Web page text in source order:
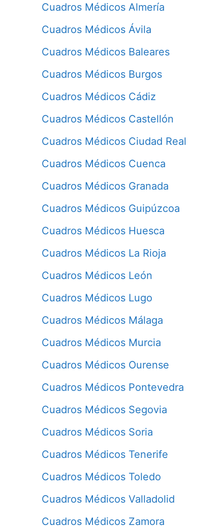
Cuadros Médicos Almería
Cuadros Médicos Ávila
Cuadros Médicos Baleares
Cuadros Médicos Burgos
Cuadros Médicos Cádiz
Cuadros Médicos Castellón
Cuadros Médicos Ciudad Real
Cuadros Médicos Cuenca
Cuadros Médicos Granada
Cuadros Médicos Guipúzcoa
Cuadros Médicos Huesca
Cuadros Médicos La Rioja
Cuadros Médicos León
Cuadros Médicos Lugo
Cuadros Médicos Málaga
Cuadros Médicos Murcia
Cuadros Médicos Ourense
Cuadros Médicos Pontevedra
Cuadros Médicos Segovia
Cuadros Médicos Soria
Cuadros Médicos Tenerife
Cuadros Médicos Toledo
Cuadros Médicos Valladolid
Cuadros Médicos Zamora